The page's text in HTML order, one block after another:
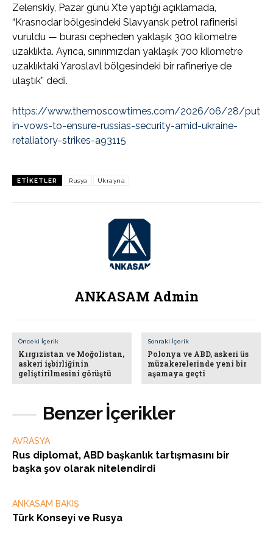
Benzer İçerikler
AVRASYA
Rus diplomat, ABD başkanlık tartışmasını bir
başka şov olarak nitelendirdi
ANKASAM BAKIŞ
Türk Konseyi ve Rusya
Zelenskiy, Pazar günü X’te yaptığı açıklamada,
“Krasnodar bölgesindeki Slavyansk petrol rafinerisi
vuruldu — burası cepheden yaklaşık 300 kilometre
uzaklıkta. Ayrıca, sınırımızdan yaklaşık 700 kilometre
uzaklıktaki Yaroslavl bölgesindeki bir rafineriye de
ulaştık” dedi.
https://www.themoscowtimes.com/2026/06/28/put
in-vows-to-ensure-russias-security-amid-ukraine-
retaliatory-strikes-a93115
ETIKETLER Rusya Ukrayna
ANKASAM Admin
Önceki İçerik
Kırgızistan ve Moğolistan,
askeri işbirliğinin
geliştirilmesini görüştü
Sonraki İçerik
Polonya ve ABD, askeri üs
müzakerelerinde yeni bir
aşamaya geçti